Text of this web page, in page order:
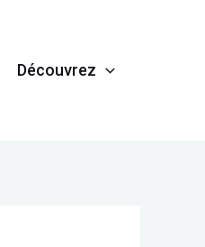
Découvrez